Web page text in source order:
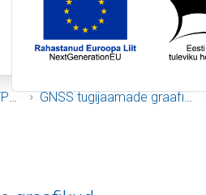
GNSS tugijaamade graafikud